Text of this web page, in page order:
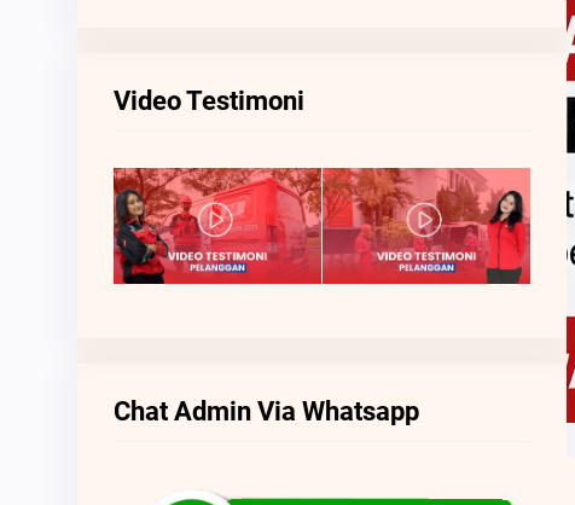
Video Testimoni
Chat Admin Via Whatsapp